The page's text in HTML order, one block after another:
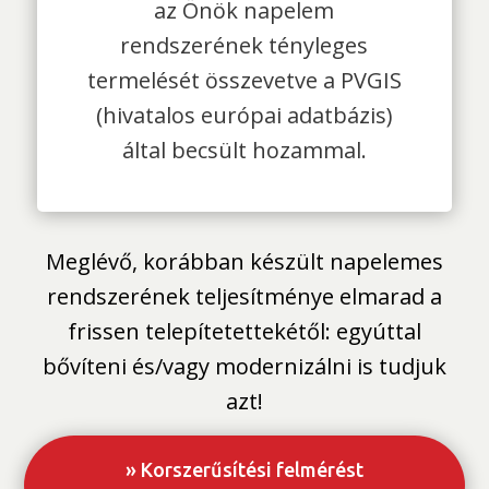
az Önök napelem
rendszerének tényleges
termelését összevetve a PVGIS
(hivatalos európai adatbázis)
által becsült hozammal.
Meglévő, korábban készült napelemes
rendszerének teljesítménye elmarad a
frissen telepítetettekétől: egyúttal
bővíteni és/vagy modernizálni is tudjuk
azt!
» Korszerűsítési felmérést